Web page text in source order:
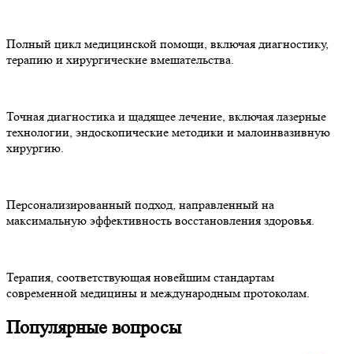
Полный цикл медицинской помощи, включая диагностику,
терапию и хирургические вмешательства.
Точная диагностика и щадящее лечение, включая лазерные
технологии, эндоскопические методики и малоинвазивную
хирургию.
Персонализированный подход, направленный на
максимальную эффективность восстановления здоровья.
Терапия, соответствующая новейшим стандартам
современной медицины и международным протоколам.
Популярные вопросы